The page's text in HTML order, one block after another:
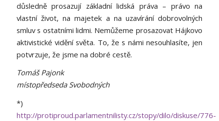
důsledně prosazují základní lidská práva – právo na
vlastní život, na majetek a na uzavírání dobrovolných
smluv s ostatními lidmi. Nemůžeme prosazovat Hájkovo
aktivistické vidění světa. To, že s námi nesouhlasíte, jen
potvrzuje, že jsme na dobré cestě.
Tomáš Pajonk
místopředseda Svobodných
*)
http://protiproud.parlamentnilisty.cz/stopy/dilo/diskuse/776-